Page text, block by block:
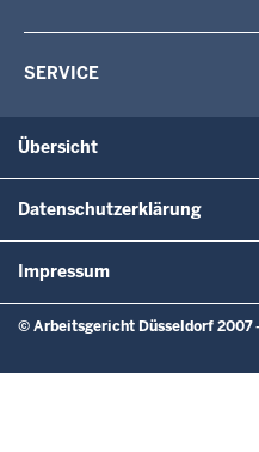
SERVICE
Übersicht
Datenschutzerklärung
Impressum
© Arbeitsgericht Düsseldorf 2007